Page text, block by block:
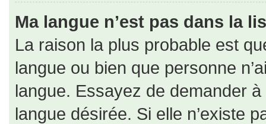
Ma langue n’est pas dans la
La raison la plus probable est
langue ou bien que personne
langue. Essayez de demander
langue désirée. Si elle n’existe